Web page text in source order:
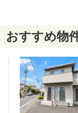
おすすめ物